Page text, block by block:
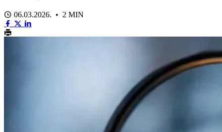
06.03.2026. • 2 MIN